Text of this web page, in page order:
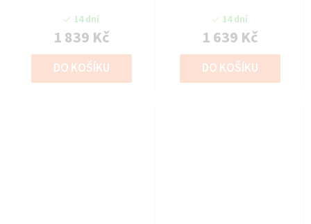
14 dní
1 839 Kč
DO KOŠÍKU
14 dní
1 639 Kč
DO KOŠÍKU